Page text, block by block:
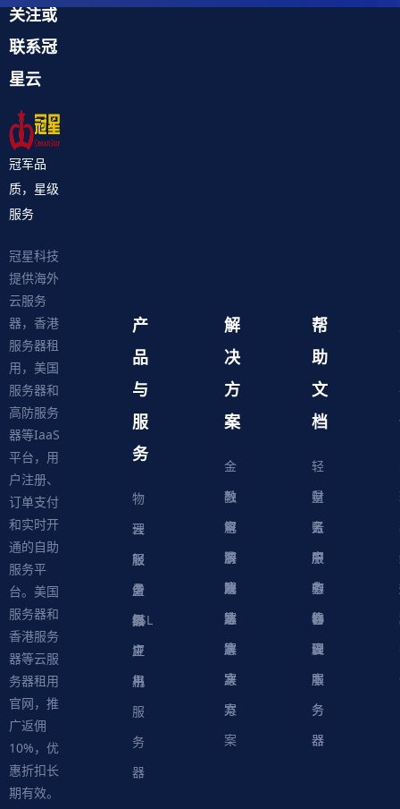
关注或
联系冠
星云
冠军品
质，星级
服务
冠星科技
提供海外
云服务
器，香港
服务器租
用，美国
服务器和
高防服务
器等IaaS
平台，用
户注册、
订单支付
和实时开
通的自助
服务平
台。美国
服务器和
香港服务
器等云服
务器租用
官网，推
广返佣
10%，优
惠折扣长
期有效。
产
品
与
服
务
物
理
服
务
器
云
服
务
器
轻
量
级
应
用
服
务
器
虚
拟
主
机
SSL
证
书
解
决
方
案
金
融
解
决
方
案
教
育
解
决
方
案
电
商
解
决
方
案
游
戏
解
决
方
案
网
站
解
决
方
案
帮
助
文
档
轻
量
云
服
务
器
财
务
中
心
账
户
中
心
服
务
协
议
软
件
脚
本
物
理
服
务
器
云
服
务
器